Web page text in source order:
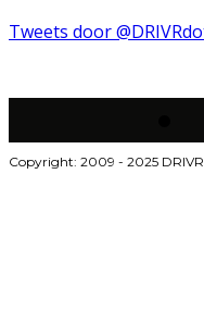
Tweets door
Copyright: 2009 - 2025